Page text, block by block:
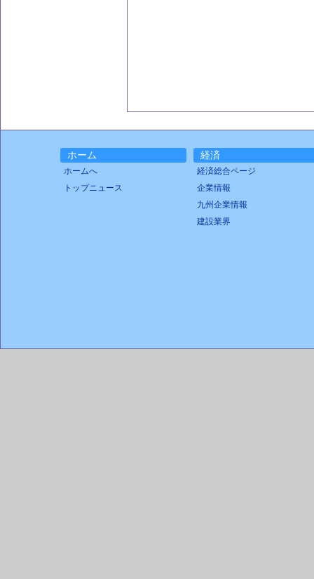
ホーム
ホームへ
トップニュース
経済
経済総合ページ
企業情報
九州企業情報
建設業界